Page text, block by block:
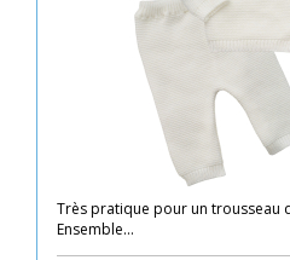
Très pratique pour un trousseau
Ensemble...